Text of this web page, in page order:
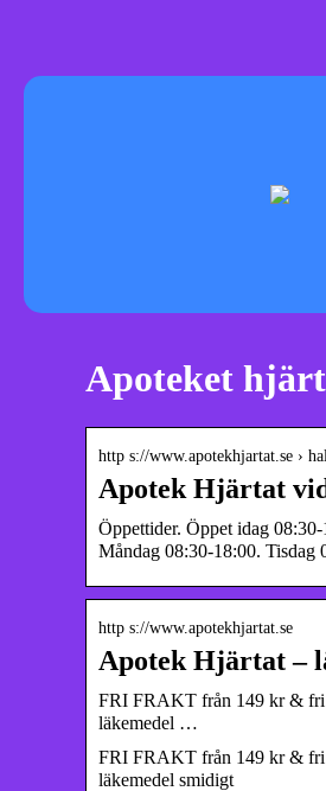
Apoteket
http s://www.apotekhjartat.se ›
Apotek Hjärtat
Öppettider. Öppet idag
Måndag 08:30-18:00.
http s://www.apotekhjartat.se
Apotek Hjärtat –
FRI FRAKT från 149 kr & fri
läkemedel …
FRI FRAKT från 149 kr & fri
läkemedel smidigt